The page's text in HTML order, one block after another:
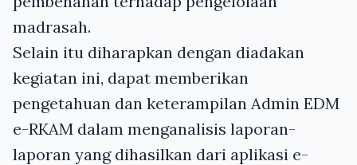
madrasah.
Selain itu diharapkan dengan diadakan
kegiatan ini, dapat memberikan
pengetahuan dan keterampilan Admin EDM
e-RKAM dalam menganalisis laporan-
laporan yang dihasilkan dari aplikasi e-